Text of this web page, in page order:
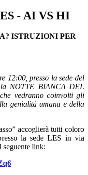
- AI VS HI
ISTRUZIONI PER
12:00, presso la sede del
NOTTE BIANCA DEL
vedranno coinvolti gli
genialità umana e della
accoglierà tutti coloro
la sede LES in via
seguente link: